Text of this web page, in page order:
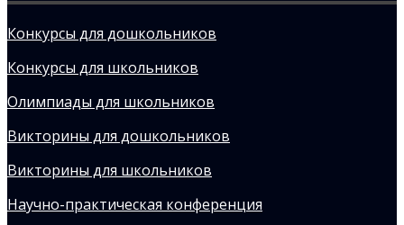
Конкурсы для дошкольников
Конкурсы для школьников
Олимпиады для школьников
Викторины для дошкольников
Викторины для школьников
Научно-практическая конференция